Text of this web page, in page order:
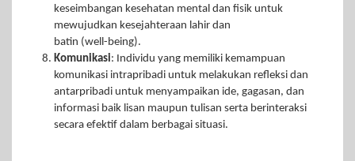
keseimbangan kesehatan mental dan fisik untuk
mewujudkan kesejahteraan lahir dan
batin (well-being).
Komunikasi: Individu yang memiliki kemampuan
komunikasi intrapribadi untuk melakukan refleksi dan
antarpribadi untuk menyampaikan ide, gagasan, dan
informasi baik lisan maupun tulisan serta berinteraksi
secara efektif dalam berbagai situasi.